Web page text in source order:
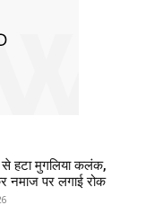
हटा मुगलिया कलंक,
नमाज पर लगाई रोक